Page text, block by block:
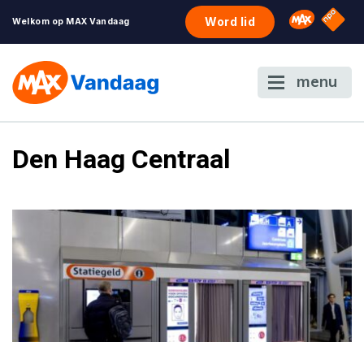
Welkom op MAX Vandaag Word lid Omroep
NPO
menu
Den Haag Centraal